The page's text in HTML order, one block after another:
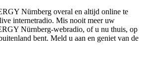
Nürnberg overal en altijd online te
internetradio. Mis nooit meer uw
Nürnberg-webradio, of u nu thuis, op
bent. Meld u aan en geniet van de